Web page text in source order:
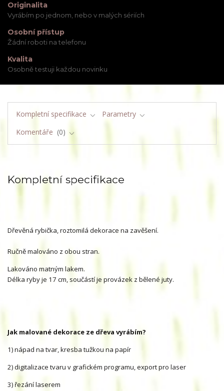
Originalita
Vyrábím po jednom, nebo v malých sériích
Osobní přístup
Žádní roboti na telefonu
Kvalita
Osobně testuji každou novinku
Kompletní specifikace
Parametry
Komentáře
0
Kompletní specifikace
Dřevěná rybička, roztomilá dekorace na zavěšení.
Ručně malováno z obou stran.
Lakováno matným lakem.
Délka ryby je 17 cm, součástí je provázek z bělené juty.
Jak malované dekorace ze dřeva vyrábím?
1) nápad na tvar, kresba tužkou na papír
2) digitalizace tvaru v grafickém programu, export pro laser
3) řezání laserem